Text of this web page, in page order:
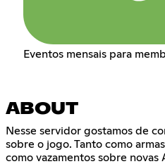
Eventos mensais para
ABOUT
Nesse servidor gostamos de
sobre o jogo. Tanto como
como vazamentos sobre novas